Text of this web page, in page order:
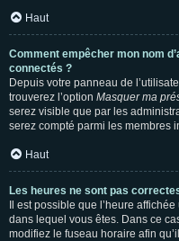
Haut
Comment empêcher mon nom
connectés ?
Depuis votre panneau de
trouverez l’option Masquer ma
serez visible que par les
serez compté parmi les membres
Haut
Les heures ne sont pas
Il est possible que l’heure
dans lequel vous êtes. Dans ce
modifiez le fuseau horaire afin